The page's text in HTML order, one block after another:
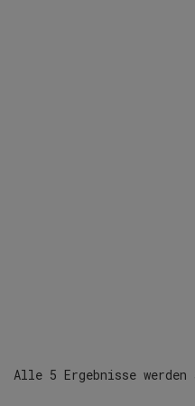
Alle 5 Ergebnisse werden